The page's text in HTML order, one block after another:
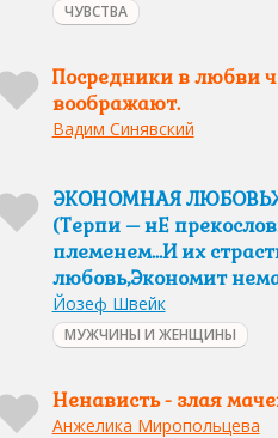
ЧУВСТВА
Посредники в любви
воображают.
Вадим Синявский
ЭКОНОМНАЯ
(Терпи – нЕ
племенем…И их
любовь,Экономит
Йозеф Швейк
МУЖЧИНЫ И ЖЕНЩИНЫ
Ненависть - злая
Анжелика Миропольцева